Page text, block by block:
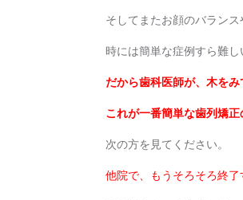
そしてまたお顔のバラン
時には簡単な症例すら難し
だから歯科医師が、木をみ
これが一番簡単な歯列矯正
次の方を見てください。
他院で、もうそろそろ終了